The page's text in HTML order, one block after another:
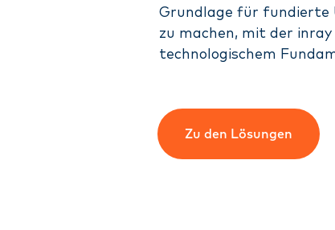
Grundlage für fundierte
zu machen, mit der
technologischem
Zu den Lösungen